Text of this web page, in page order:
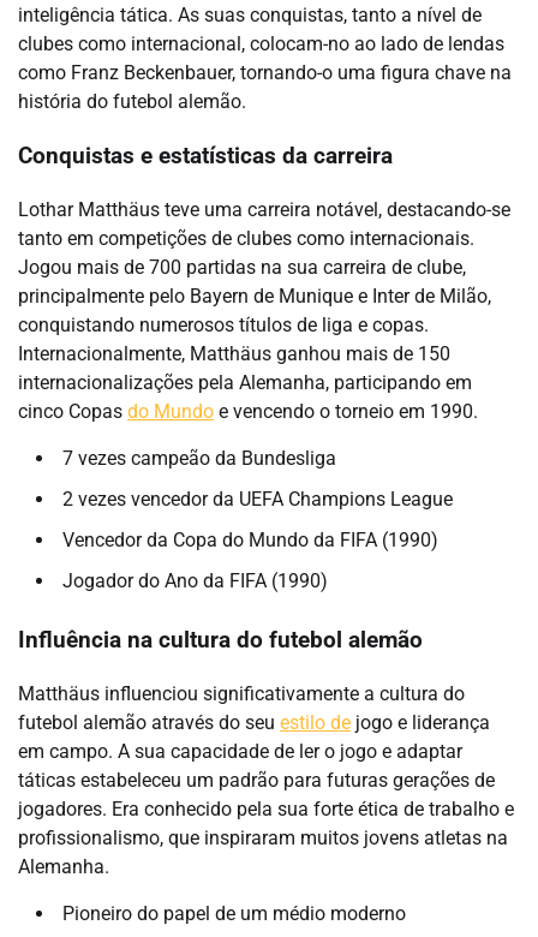
inteligência tática. As suas conquistas, tanto a nível de
clubes como internacional, colocam-no ao lado de lendas
como Franz Beckenbauer, tornando-o uma figura chave na
história do futebol alemão.
Conquistas e estatísticas da carreira
Lothar Matthäus teve uma carreira notável, destacando-se
tanto em competições de clubes como internacionais.
Jogou mais de 700 partidas na sua carreira de clube,
principalmente pelo Bayern de Munique e Inter de Milão,
conquistando numerosos títulos de liga e copas.
Internacionalmente, Matthäus ganhou mais de 150
internacionalizações pela Alemanha, participando em
cinco Copas do Mundo e vencendo o torneio em 1990.
7 vezes campeão da Bundesliga
2 vezes vencedor da UEFA Champions League
Vencedor da Copa do Mundo da FIFA (1990)
Jogador do Ano da FIFA (1990)
Influência na cultura do futebol alemão
Matthäus influenciou significativamente a cultura do
futebol alemão através do seu estilo de jogo e liderança
em campo. A sua capacidade de ler o jogo e adaptar
táticas estabeleceu um padrão para futuras gerações de
jogadores. Era conhecido pela sua forte ética de trabalho e
profissionalismo, que inspiraram muitos jovens atletas na
Alemanha.
Pioneiro do papel de um médio moderno